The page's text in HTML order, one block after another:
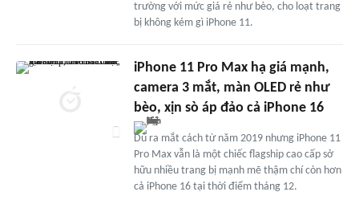
trường với mức giá rẻ như bèo, cho loạt trang
bị không kém gì iPhone 11.
iPhone 11 Pro Max hạ giá mạnh,
camera 3 mắt, màn OLED rẻ như
bèo, xịn sò áp đảo cả iPhone 16
Dù ra mắt cách từ năm 2019 nhưng iPhone 11
Pro Max vẫn là một chiếc flagship cao cấp sở
hữu nhiều trang bị mạnh mẽ thậm chí còn hơn
cả iPhone 16 tại thời điểm tháng 12.